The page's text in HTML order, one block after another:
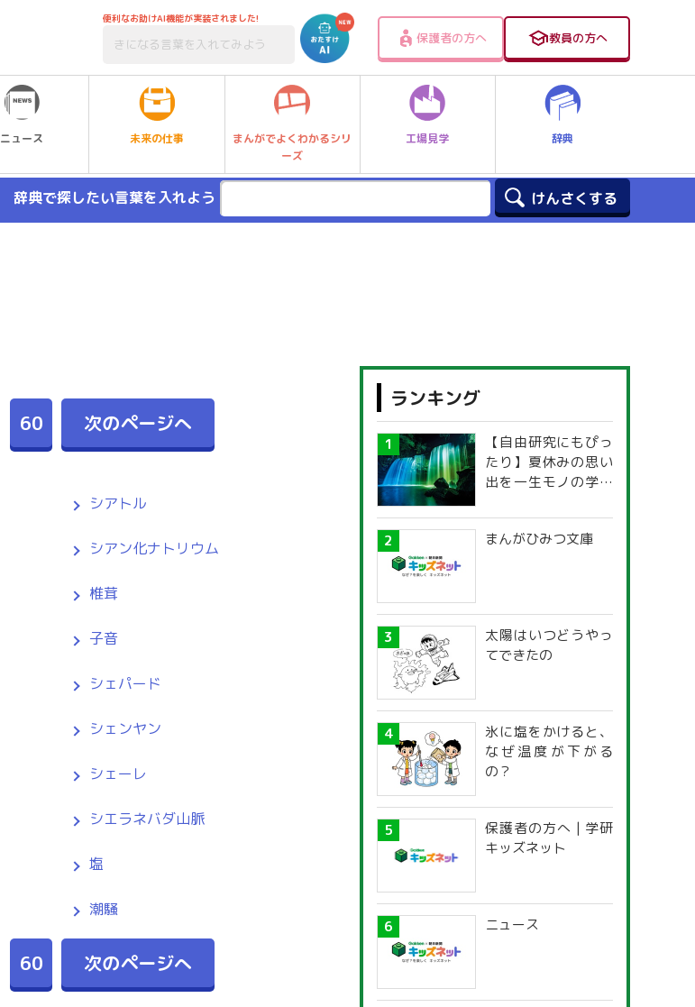
便利なお助けAI機能が実装されました!
保護者の方へ 教員の方へ
ニュース 未来の仕事
まんがでよくわかるシリ
ーズ
工場見学 辞典
辞典で探したい言葉を入れよう
60 次のページへ
シアトル
シアン化ナトリウム
椎茸
子音
シェパード
シェンヤン
シェーレ
シエラネバダ山脈
塩
潮騒
60 次のページへ
ランキング
【自由研究にもぴっ
たり】夏休みの思い
出を一生モノの学び
探究ガイド
まんがひみつ文庫
太陽はいつどうやっ
てできたの
氷に塩をかけると、
なぜ温度が下がる
の？
保護者の方へ | 学研
キッズネット
ニュース